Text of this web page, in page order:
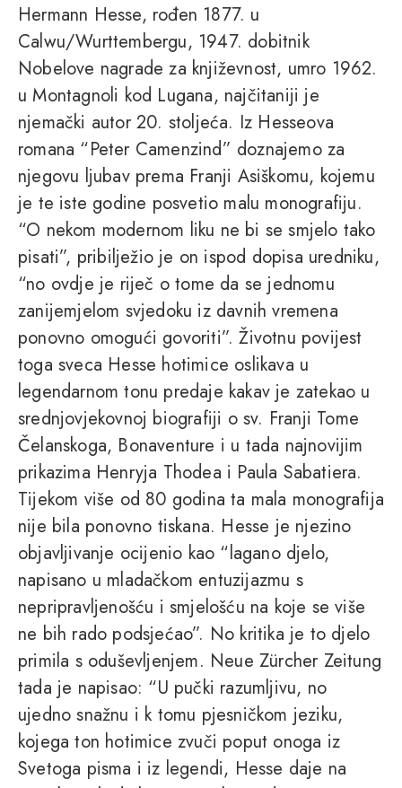
Hermann Hesse, rođen 1877. u
Calwu/Wurttembergu, 1947. dobitnik
Nobelove nagrade za književnost, umro 1962.
u Montagnoli kod Lugana, najčitaniji je
njemački autor 20. stoljeća. Iz Hesseova
romana “Peter Camenzind” doznajemo za
njegovu ljubav prema Franji Asiškomu, kojemu
je te iste godine posvetio malu monografiju.
“O nekom modernom liku ne bi se smjelo tako
pisati”, pribilježio je on ispod dopisa uredniku,
“no ovdje je riječ o tome da se jednomu
zanijemjelom svjedoku iz davnih vremena
ponovno omogući govoriti”. Životnu povijest
toga sveca Hesse hotimice oslikava u
legendarnom tonu predaje kakav je zatekao u
srednjovjekovnoj biografiji o sv. Franji Tome
Čelanskoga, Bonaventure i u tada najnovijim
prikazima Henryja Thodea i Paula Sabatiera.
Tijekom više od 80 godina ta mala monografija
nije bila ponovno tiskana. Hesse je njezino
objavljivanje ocijenio kao “lagano djelo,
napisano u mladačkom entuzijazmu s
nepripravljenošću i smjelošću na koje se više
ne bih rado podsjećao”. No kritika je to djelo
primila s oduševljenjem. Neue Zürcher Zeitung
tada je napisao: “U pučki razumljivu, no
ujedno snažnu i k tomu pjesničkom jeziku,
kojega ton hotimice zvuči poput onoga iz
Svetoga pisma i iz legendi, Hesse daje na